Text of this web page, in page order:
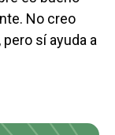
No creo
sí ayuda a